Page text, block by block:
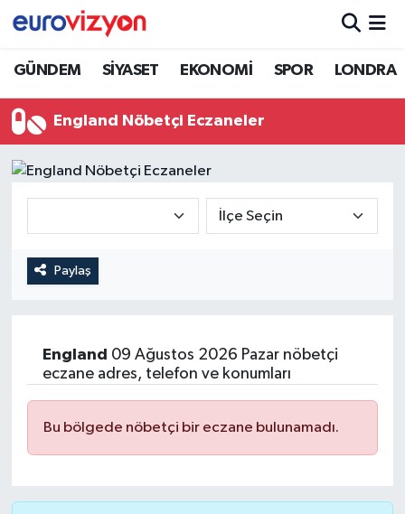
GÜNDEM SİYASET EKONOMİ SPOR LONDRA
England Nöbetçi Eczaneler
Paylaş
England 09 Ağustos 2026 Pazar nöbetçi
eczane adres, telefon ve konumları
Bu bölgede nöbetçi bir eczane bulunamadı.